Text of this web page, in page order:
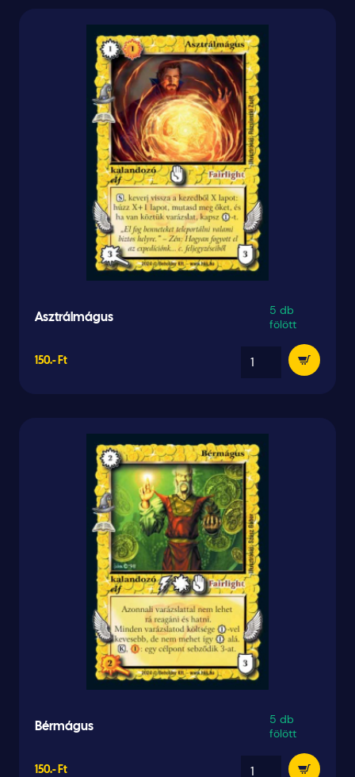
Asztrálmágus
5 db
fölött
150.- Ft
Bérmágus
5 db
fölött
150.- Ft